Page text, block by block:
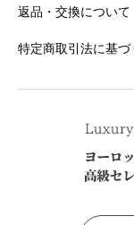
返品・交換について
特定商取引法に基